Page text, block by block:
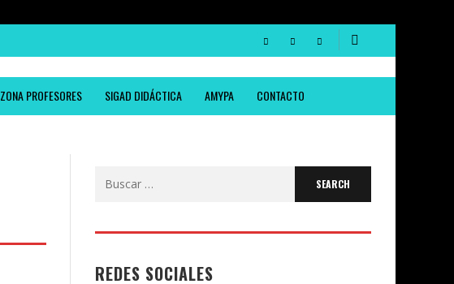
ZONA PROFESORES SIGAD DIDÁCTICA AMYPA CONTACTO
REDES SOCIALES